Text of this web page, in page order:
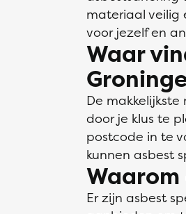
materiaal veilig
voor jezelf en
Waar
De
door je klus te
postcode in te
kunnen asbest
Er zijn asbest